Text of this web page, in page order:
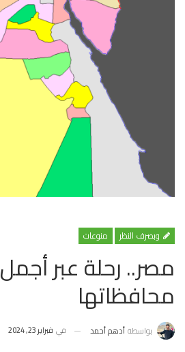
وبصرف النظر منوعات
مصر.. رحلة عبر أجمل
محافظاتها
بواسطة أدهم أحمد في فبراير 23, 2024